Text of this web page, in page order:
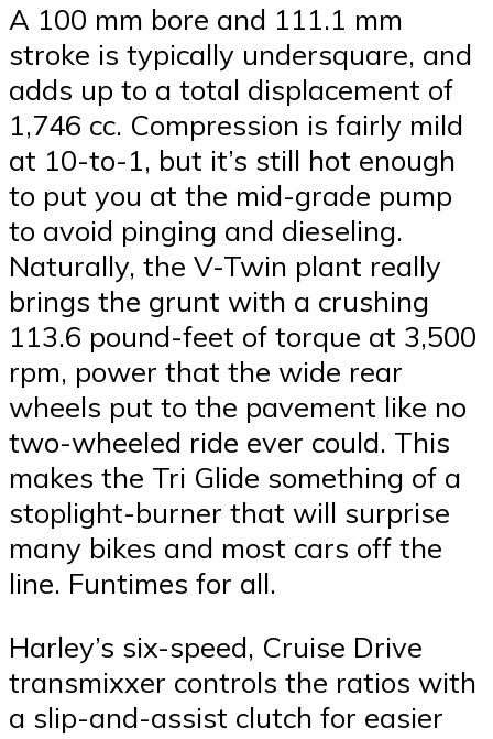
A 100 mm bore and 111.1 mm
stroke is typically undersquare, and
adds up to a total displacement of
1,746 cc. Compression is fairly mild
at 10-to-1, but it’s still hot enough
to put you at the mid-grade pump
to avoid pinging and dieseling.
Naturally, the V-Twin plant really
brings the grunt with a crushing
113.6 pound-feet of torque at 3,500
rpm, power that the wide rear
wheels put to the pavement like no
two-wheeled ride ever could. This
makes the Tri Glide something of a
stoplight-burner that will surprise
many bikes and most cars off the
line. Funtimes for all.
Harley’s six-speed, Cruise Drive
transmixxer controls the ratios with
a slip-and-assist clutch for easier